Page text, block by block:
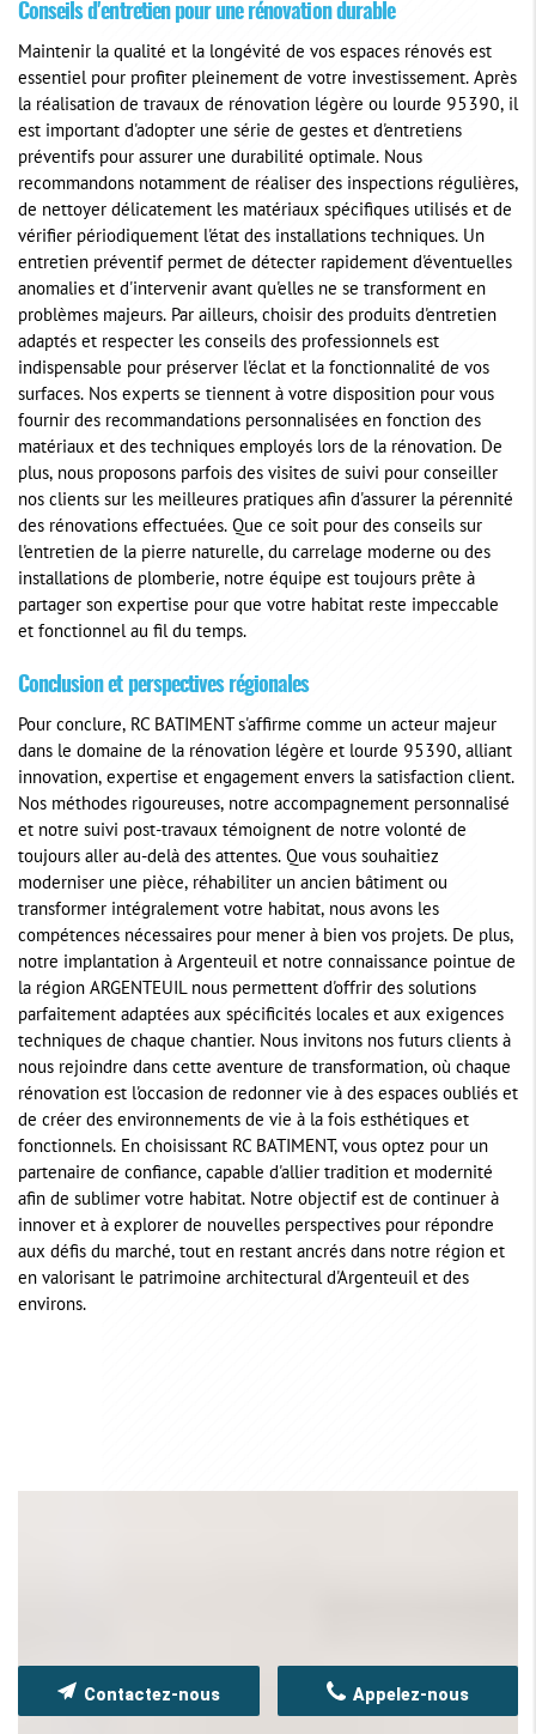
Conseils d'entretien pour une rénovation durable
Maintenir la qualité et la longévité de vos espaces rénovés est
essentiel pour profiter pleinement de votre investissement. Après
la réalisation de travaux de rénovation légère ou lourde 95390, il
est important d'adopter une série de gestes et d'entretiens
préventifs pour assurer une durabilité optimale. Nous
recommandons notamment de réaliser des inspections régulières,
de nettoyer délicatement les matériaux spécifiques utilisés et de
vérifier périodiquement l'état des installations techniques. Un
entretien préventif permet de détecter rapidement d'éventuelles
anomalies et d'intervenir avant qu'elles ne se transforment en
problèmes majeurs. Par ailleurs, choisir des produits d'entretien
adaptés et respecter les conseils des professionnels est
indispensable pour préserver l'éclat et la fonctionnalité de vos
surfaces. Nos experts se tiennent à votre disposition pour vous
fournir des recommandations personnalisées en fonction des
matériaux et des techniques employés lors de la rénovation. De
plus, nous proposons parfois des visites de suivi pour conseiller
nos clients sur les meilleures pratiques afin d'assurer la pérennité
des rénovations effectuées. Que ce soit pour des conseils sur
l'entretien de la pierre naturelle, du carrelage moderne ou des
installations de plomberie, notre équipe est toujours prête à
partager son expertise pour que votre habitat reste impeccable
et fonctionnel au fil du temps.
Conclusion et perspectives régionales
Pour conclure, RC BATIMENT s'affirme comme un acteur majeur
dans le domaine de la rénovation légère et lourde 95390, alliant
innovation, expertise et engagement envers la satisfaction client.
Nos méthodes rigoureuses, notre accompagnement personnalisé
et notre suivi post-travaux témoignent de notre volonté de
toujours aller au-delà des attentes. Que vous souhaitiez
moderniser une pièce, réhabiliter un ancien bâtiment ou
transformer intégralement votre habitat, nous avons les
compétences nécessaires pour mener à bien vos projets. De plus,
notre implantation à Argenteuil et notre connaissance pointue de
la région ARGENTEUIL nous permettent d'offrir des solutions
parfaitement adaptées aux spécificités locales et aux exigences
techniques de chaque chantier. Nous invitons nos futurs clients à
nous rejoindre dans cette aventure de transformation, où chaque
rénovation est l'occasion de redonner vie à des espaces oubliés et
de créer des environnements de vie à la fois esthétiques et
fonctionnels. En choisissant RC BATIMENT, vous optez pour un
partenaire de confiance, capable d'allier tradition et modernité
afin de sublimer votre habitat. Notre objectif est de continuer à
innover et à explorer de nouvelles perspectives pour répondre
aux défis du marché, tout en restant ancrés dans notre région et
en valorisant le patrimoine architectural d'Argenteuil et des
environs.
Appelez-nous
Contactez-nous